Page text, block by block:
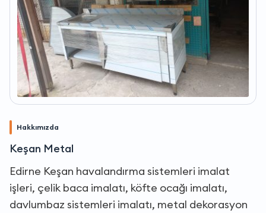
Hakkımızda
Keşan Metal
Edirne Keşan havalandırma sistemleri imalat
işleri, çelik baca imalatı, köfte ocağı imalatı,
davlumbaz sistemleri imalatı, metal dekorasyon